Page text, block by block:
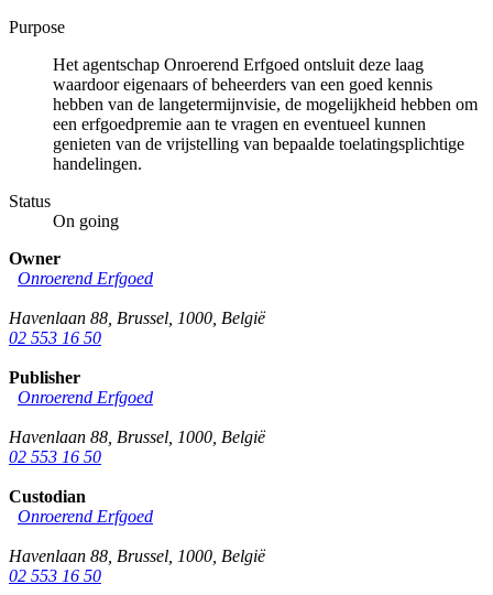
Purpose
Het agentschap Onroerend Erfgoed ontsluit deze laag
waardoor eigenaars of beheerders van een goed kennis
hebben van de langetermijnvisie, de mogelijkheid hebben om
een erfgoedpremie aan te vragen en eventueel kunnen
genieten van de vrijstelling van bepaalde toelatingsplichtige
handelingen.
Status
On going
Owner
Onroerend Erfgoed
Havenlaan 88 Brussel 1000 België
02 553 16 50
Publisher
Onroerend Erfgoed
Havenlaan 88 Brussel 1000 België
02 553 16 50
Custodian
Onroerend Erfgoed
Havenlaan 88 Brussel 1000 België
02 553 16 50